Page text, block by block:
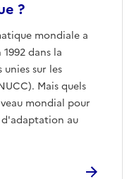
?
mondiale a
dans la
sur les
Mais quels
mondial pour
au